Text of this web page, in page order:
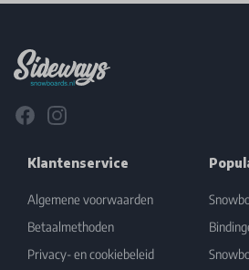
FacebookInstagram
Klantenservice
Algemene voorwaarden
Betaalmethoden
Privacy- en cookiebeleid